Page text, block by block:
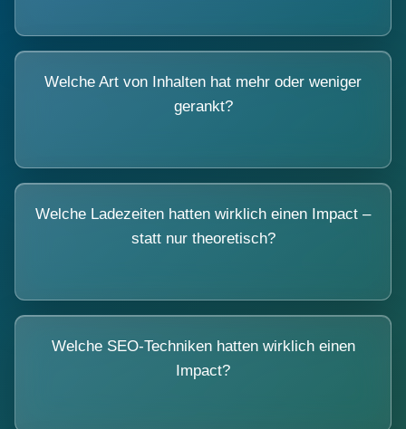
Welche Art von Inhalten hat mehr oder weniger
gerankt?
Welche Ladezeiten hatten wirklich einen Impact –
statt nur theoretisch?
Welche SEO-Techniken hatten wirklich einen
Impact?